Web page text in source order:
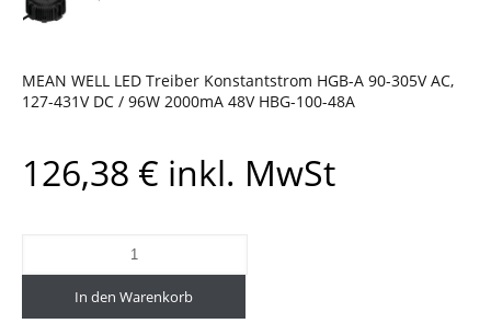
MEAN WELL LED Treiber Konstantstrom HGB-A 90-305V AC,
127-431V DC / 96W 2000mA 48V HBG-100-48A
126,38 € inkl. MwSt
In den Warenkorb